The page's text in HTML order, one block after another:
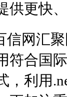
供更快
信网汇
符合国
，利用